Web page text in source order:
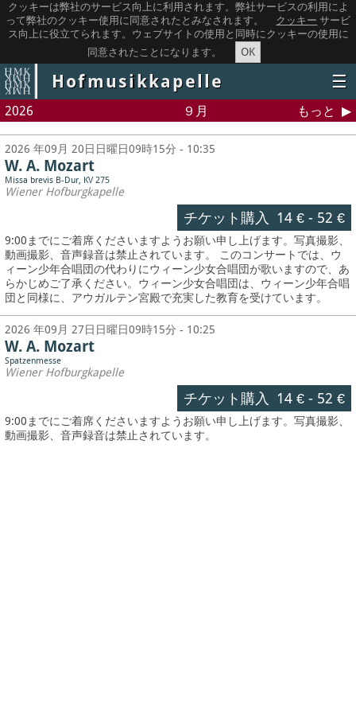
クッキーは弊社のサービス向上に利用されます。弊社サービスの利用によ
って弊社のクッキー使用に同意されたとみなされます。
クッキー サービ
ス向上に役立てられます。ウェブサイトの使用と同時にクッキーの使用に
同意されたことになります。
OK
Hofmusikkapelle ☰
2026 ９月 もっと
2026 年09月 20日日曜日09時15分 - 10:35
W. A. Mozart
Missa brevis B-Dur, KV 275
Wiener Hofburgkapelle
チケット購入 14 €- 52 €
9:00までにご着席くださいますようお願い申し上げます。写真撮影、
動画撮影、音声録音は禁止されています。 このコンサートでは、ウ
ィーン少年合唱団の代わりにウィーン少女合唱団が歌いますので、あ
らかじめご了承ください。ウィーン少女合唱団は、ウィーン少年合唱
団と同様に、アウガルテン宮殿で充実した教育を受けています。
2026 年09月 27日日曜日09時15分 - 10:25
W. A. Mozart
Spatzenmesse
Wiener Hofburgkapelle
チケット購入 14 €- 52 €
9:00までにご着席くださいますようお願い申し上げます。写真撮影、
動画撮影、音声録音は禁止されています。